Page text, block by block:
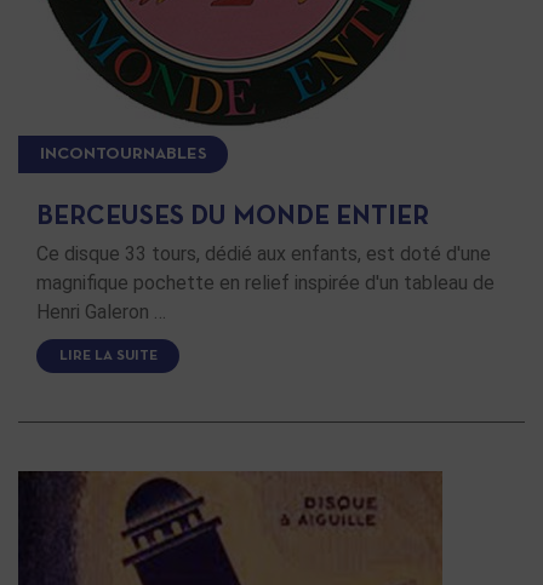
INCONTOURNABLES
BERCEUSES DU MONDE ENTIER
Ce disque 33 tours, dédié aux enfants, est doté d'une
magnifique pochette en relief inspirée d'un tableau de
Henri Galeron …
LIRE LA SUITE